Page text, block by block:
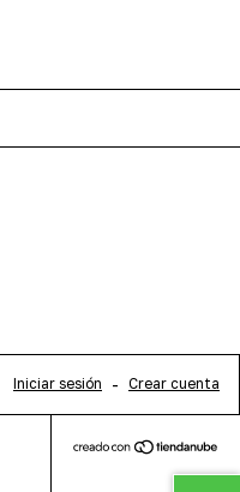
Iniciar sesión - Crear cuenta